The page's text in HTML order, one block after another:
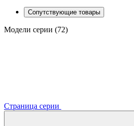
Сопутствующие товары
Модели серии (72)
Страница серии